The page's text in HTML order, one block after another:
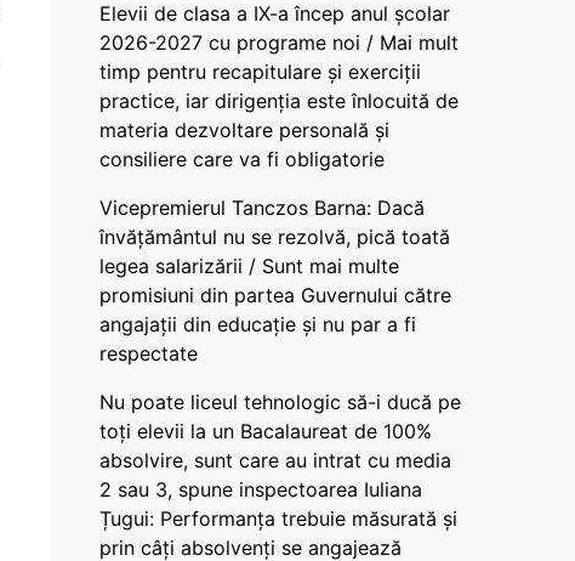
Elevii de clasa a IX-a încep anul școlar
2026-2027 cu programe noi / Mai mult
timp pentru recapitulare și exerciții
practice, iar dirigenția este înlocuită de
materia dezvoltare personală și
consiliere care va fi obligatorie
Vicepremierul Tanczos Barna: Dacă
învățământul nu se rezolvă, pică toată
legea salarizării / Sunt mai multe
promisiuni din partea Guvernului către
angajații din educație și nu par a fi
respectate
Nu poate liceul tehnologic să-i ducă pe
toți elevii la un Bacalaureat de 100%
absolvire, sunt care au intrat cu media
2 sau 3, spune inspectoarea Iuliana
Țugui: Performanța trebuie măsurată și
prin câți absolvenți se angajează